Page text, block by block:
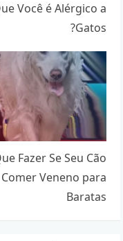
Você é Alérgico a
Gatos?
Fazer Se Seu Cão
Comer Veneno para
Baratas